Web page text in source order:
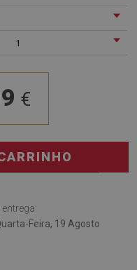
1
€
Feira, 19 Agosto